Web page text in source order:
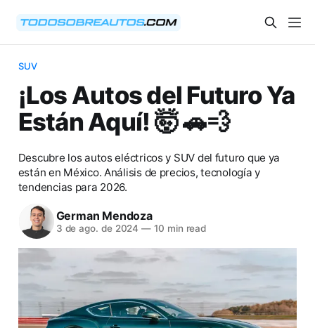
SUV
¡Los Autos del Futuro Ya
Están Aquí! 🤯 🚗💨
Descubre los autos eléctricos y SUV del futuro que ya
están en México. Análisis de precios, tecnología y
tendencias para 2026.
German Mendoza
3 de ago. de 2024 — 10 min read